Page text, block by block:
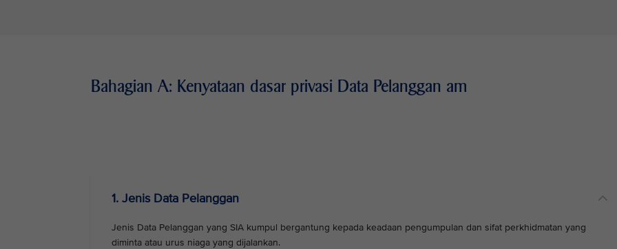
Bahagian A: Kenyataan dasar privasi Data Pelanggan am
1. Jenis Data Pelanggan
Jenis Data Pelanggan yang SIA kumpul bergantung kepada keadaan pengumpulan dan sifat perkhidmatan yang
diminta atau urus niaga yang dijalankan.